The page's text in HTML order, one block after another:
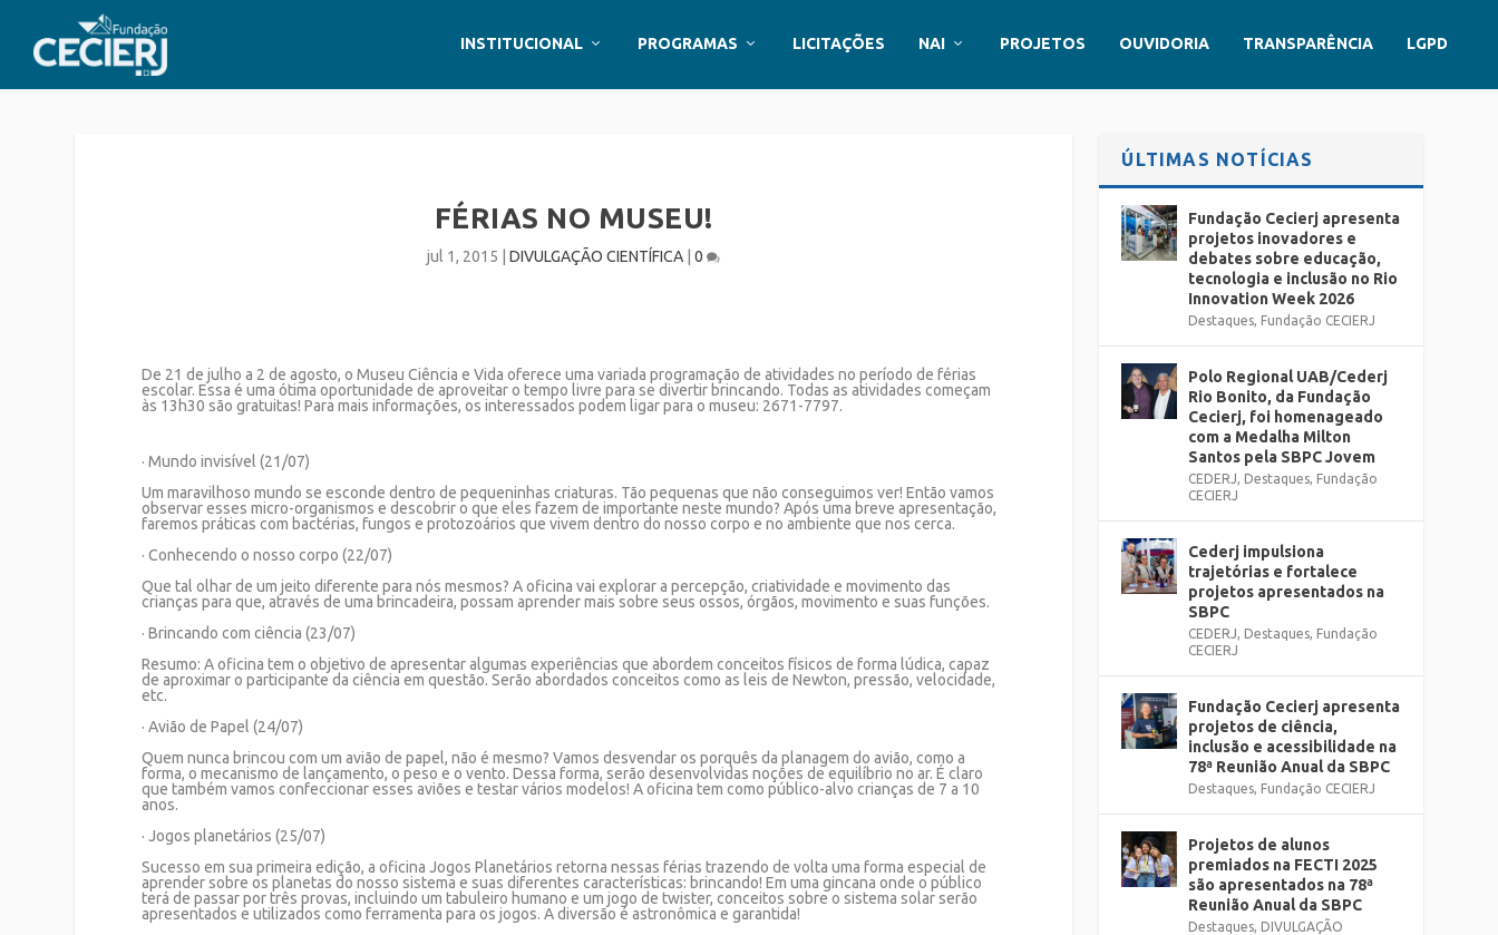
INSTITUCIONAL PROGRAMAS LICITAÇÕES NAI PROJETOS OUVIDORIA TRANSPARÊNCIA LGPD
FÉRIAS NO MUSEU!
jul 1, 2015 |DIVULGAÇÃO CIENTÍFICA |0
De 21 de julho a 2 de agosto, o Museu Ciência e Vida oferece uma variada programação de atividades no período de férias
escolar. Essa é uma ótima oportunidade de aproveitar o tempo livre para se divertir brincando. Todas as atividades começam
às 13h30 são gratuitas! Para mais informações, os interessados podem ligar para o museu: 2671-7797.
· Mundo invisível (21/07)
Um maravilhoso mundo se esconde dentro de pequeninhas criaturas. Tão pequenas que não conseguimos ver! Então vamos
observar esses micro-organismos e descobrir o que eles fazem de importante neste mundo? Após uma breve apresentação,
faremos práticas com bactérias, fungos e protozoários que vivem dentro do nosso corpo e no ambiente que nos cerca.
· Conhecendo o nosso corpo (22/07)
Que tal olhar de um jeito diferente para nós mesmos? A oficina vai explorar a percepção, criatividade e movimento das
crianças para que, através de uma brincadeira, possam aprender mais sobre seus ossos, órgãos, movimento e suas funções.
· Brincando com ciência (23/07)
Resumo: A oficina tem o objetivo de apresentar algumas experiências que abordem conceitos físicos de forma lúdica, capaz
de aproximar o participante da ciência em questão. Serão abordados conceitos como as leis de Newton, pressão, velocidade,
etc.
· Avião de Papel (24/07)
Quem nunca brincou com um avião de papel, não é mesmo? Vamos desvendar os porquês da planagem do avião, como a
forma, o mecanismo de lançamento, o peso e o vento. Dessa forma, serão desenvolvidas noções de equilíbrio no ar. É claro
que também vamos confeccionar esses aviões e testar vários modelos! A oficina tem como público-alvo crianças de 7 a 10
anos.
· Jogos planetários (25/07)
Sucesso em sua primeira edição, a oficina Jogos Planetários retorna nessas férias trazendo de volta uma forma especial de
aprender sobre os planetas do nosso sistema e suas diferentes características: brincando! Em uma gincana onde o público
terá de passar por três provas, incluindo um tabuleiro humano e um jogo de twister, conceitos sobre o sistema solar serão
apresentados e utilizados como ferramenta para os jogos. A diversão é astronômica e garantida!
ÚLTIMAS NOTÍCIAS
Fundação Cecierj apresenta
projetos inovadores e
debates sobre educação,
tecnologia e inclusão no Rio
Innovation Week 2026
Destaques, Fundação CECIERJ
Polo Regional UAB/Cederj
Rio Bonito, da Fundação
Cecierj, foi homenageado
com a Medalha Milton
Santos pela SBPC Jovem
CEDERJ, Destaques, Fundação
CECIERJ
Cederj impulsiona
trajetórias e fortalece
projetos apresentados na
SBPC
CEDERJ, Destaques, Fundação
CECIERJ
Fundação Cecierj apresenta
projetos de ciência,
inclusão e acessibilidade na
78ª Reunião Anual da SBPC
Destaques, Fundação CECIERJ
Projetos de alunos
premiados na FECTI 2025
são apresentados na 78ª
Reunião Anual da SBPC
Destaques, DIVULGAÇÃO